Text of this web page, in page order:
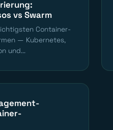
vs Swarm
Container-
— Kubernetes,
und...